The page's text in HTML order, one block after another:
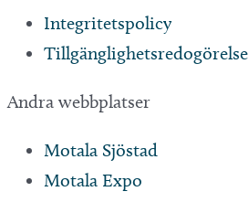
Integritetspolicy
Tillgänglighetsredogörelse
Andra webbplatser
Motala Sjöstad
Motala Expo